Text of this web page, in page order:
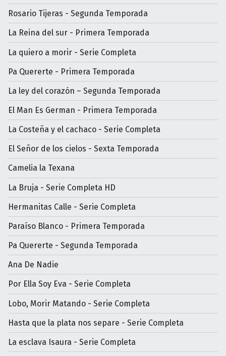
Rosario Tijeras - Segunda Temporada
La Reina del sur - Primera Temporada
La quiero a morir - Serie Completa
Pa Quererte - Primera Temporada
La ley del corazón – Segunda Temporada
El Man Es German - Primera Temporada
La Costeña y el cachaco - Serie Completa
El Señor de los cielos - Sexta Temporada
Camelia la Texana
La Bruja - Serie Completa HD
Hermanitas Calle - Serie Completa
Paraíso Blanco - Primera Temporada
Pa Quererte - Segunda Temporada
Ana De Nadie
Por Ella Soy Eva - Serie Completa
Lobo, Morir Matando - Serie Completa
Hasta que la plata nos separe - Serie Completa
La esclava Isaura - Serie Completa